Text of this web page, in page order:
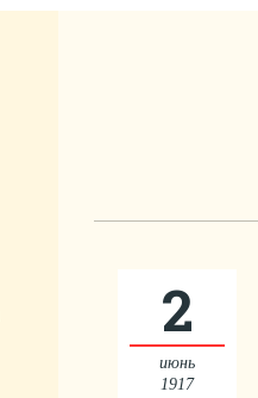
2
июнь
1917